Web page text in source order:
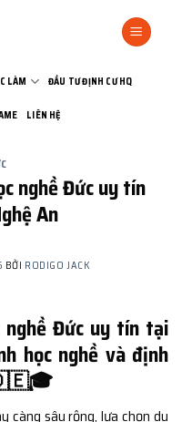
LÀM ĐẦU TƯ ĐỊNH CƯ HQ
LIÊN HỆ
nghề Đức uy tín
An
BỞI RODIGO JACK
Đức uy tín tại
học nghề và định
🇩🇪🎓
càng sâu rộng, lựa chọn du